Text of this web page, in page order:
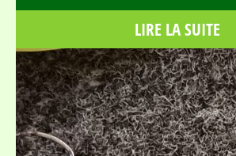
LIRE LA SUITE